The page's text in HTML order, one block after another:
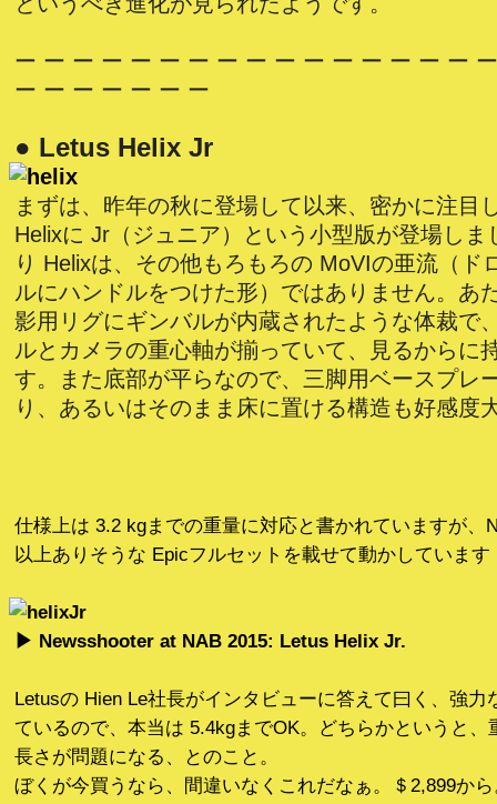
ー ー ー ー ー ー ー ー ー ー ー ー ー ー ー ー
ー ー ー ー ー ー ー
● Letus Helix Jr
まずは、昨年の秋に登場して以来、密かに注目
Helixに Jr（ジュニア）という小型版が登場しま
り Helixは、その他もろもろの MoVIの亜流（ド
ルにハンドルをつけた形）ではありません。あ
影用リグにギンバルが内蔵されたような体裁で
ルとカメラの重心軸が揃っていて、見るからに
す。また底部が平らなので、三脚用ベースプレ
り、あるいはそのまま床に置ける構造も好感度
仕様上は 3.2 kgまでの重量に対応と書かれていますが、
以上ありそうな Epicフルセットを載せて動かしています
▶︎ Newsshooter at NAB 2015: Letus Helix Jr.
Letusの Hien Le社長がインタビューに答えて曰く、強力
ているので、本当は 5.4kgまでOK。どちらかというと、
長さが問題になる、とのこと。
ぼくが今買うなら、間違いなくこれだなぁ。＄2,899か